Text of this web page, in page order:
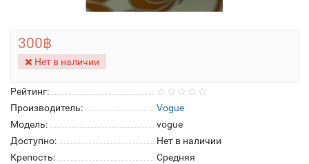
Рейтинг:
Производитель:
Vogue
Модель:
vogue
Доступно:
Нет в наличии
Крепость:
Средняя
300฿
Нет в наличии